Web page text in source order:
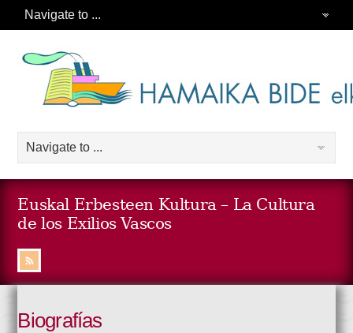
Euskal Erbesteen Kultura – La Cultura
de los Exilios Vascos
Biografías